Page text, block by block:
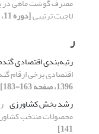
لاجیت ترتیبی[دوره 11، شماره 3، 1396، صفحه 55-79]
ر
رتبه‌بندی اقتصادی
اقتصادی برخی ارقام
1396، صفحه 163-183]
رشد بخش کشاورزی
محصولات منتخب
141]